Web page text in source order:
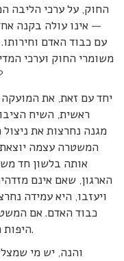
החוק, על ערכי הליבה
— אינו עולה בקנה
עם כבוד האדם
משומרי החוק וערכי
יש לאזרחים
יחד עם זאת, את המועקה
ראשית, השיח
מגנה נחרצות את
המשטרה עצמה
אותה בלשון חד
הארגון, שאם אינם
ויעזבו, היא עמידה
כבוד האדם. אם
היפות הללו – תהיה זו סיבה לשמחה של ממש.
והנה, יש מי